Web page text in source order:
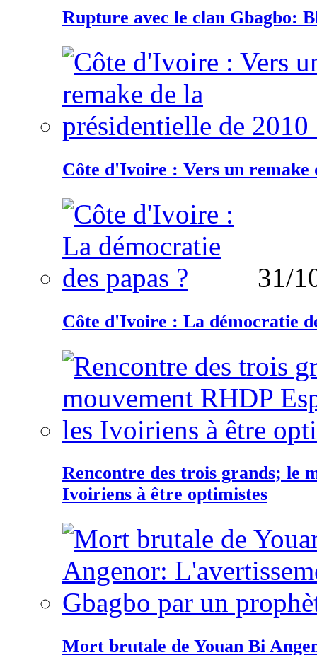
Rupture avec le clan Gbagbo:
Côte d'Ivoire : Vers un remake
31/
Côte d'Ivoire : La démocratie
Rencontre des trois grands; le
Ivoiriens à être optimistes
Mort brutale de Youan Bi